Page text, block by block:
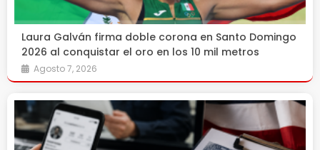
Laura Galván firma doble corona en Santo Domingo
2026 al conquistar el oro en los 10 mil metros
Agosto 7, 2026